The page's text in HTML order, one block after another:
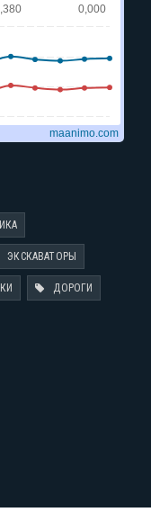
ЭКСКАВАТОРЫ
ДОРОГИ